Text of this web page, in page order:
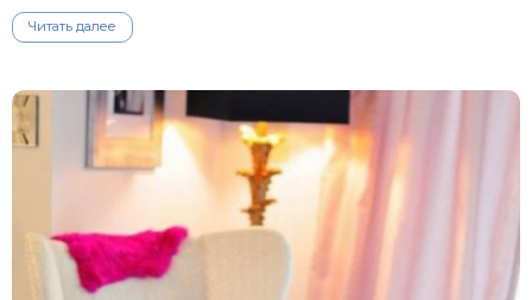
Читать далее